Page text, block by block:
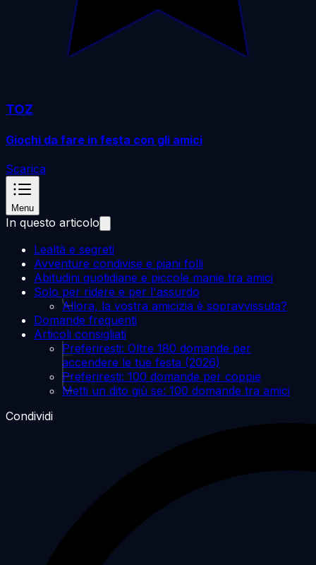
TOZ
Giochi da fare in festa con gli amici
Scarica
Menu
In questo articolo
Lealtà e segreti
Avventure condivise e piani folli
Abitudini quotidiane e piccole manie tra amici
Solo per ridere e per l'assurdo
Allora, la vostra amicizia è sopravvissuta?
Domande frequenti
Articoli consigliati
Preferiresti: Oltre 180 domande per
accendere le tue festa (2026)
Preferiresti: 100 domande per coppie
Metti un dito giù se: 100 domande tra amici
Condividi